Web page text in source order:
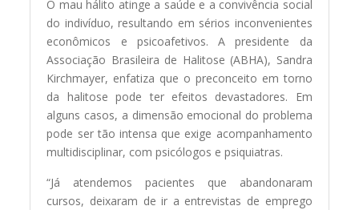
O mau hálito atinge a saúde e a convivência social
do indivíduo, resultando em sérios inconvenientes
econômicos e psicoafetivos. A presidente da
Associação Brasileira de Halitose (ABHA), Sandra
Kirchmayer, enfatiza que o preconceito em torno
da halitose pode ter efeitos devastadores. Em
alguns casos, a dimensão emocional do problema
pode ser tão intensa que exige acompanhamento
multidisciplinar, com psicólogos e psiquiatras.
“Já atendemos pacientes que abandonaram
cursos, deixaram de ir a entrevistas de emprego